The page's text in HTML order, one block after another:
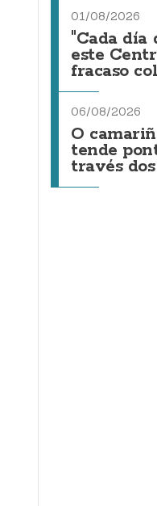
01/08/2026
"Cada día
este
fracaso
06/08/2026
O
tende
través